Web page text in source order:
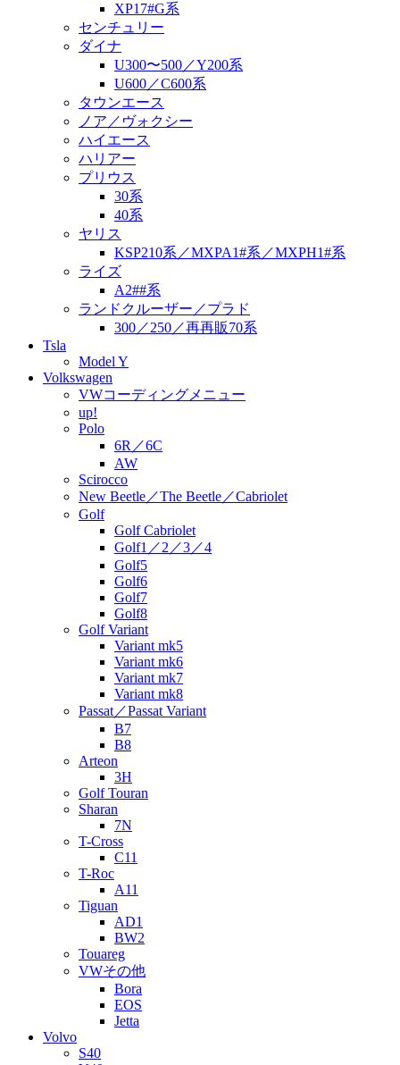
XP17#G系
センチュリー
ダイナ
U300〜500／Y200系
U600／C600系
タウンエース
ノア／ヴォクシー
ハイエース
ハリアー
プリウス
30系
40系
ヤリス
KSP210系／MXPA1#系／MXPH1#系
ライズ
A2##系
ランドクルーザー／プラド
300／250／再再販70系
Tsla
Model Y
Volkswagen
VWコーディングメニュー
up!
Polo
6R／6C
AW
Scirocco
New Beetle／The Beetle／Cabriolet
Golf
Golf Cabriolet
Golf1／2／3／4
Golf5
Golf6
Golf7
Golf8
Golf Variant
Variant mk5
Variant mk6
Variant mk7
Variant mk8
Passat／Passat Variant
B7
B8
Arteon
3H
Golf Touran
Sharan
7N
T-Cross
C11
T-Roc
A11
Tiguan
AD1
BW2
Touareg
VWその他
Bora
EOS
Jetta
Volvo
S40